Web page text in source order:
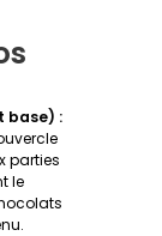
base) :
parties
le